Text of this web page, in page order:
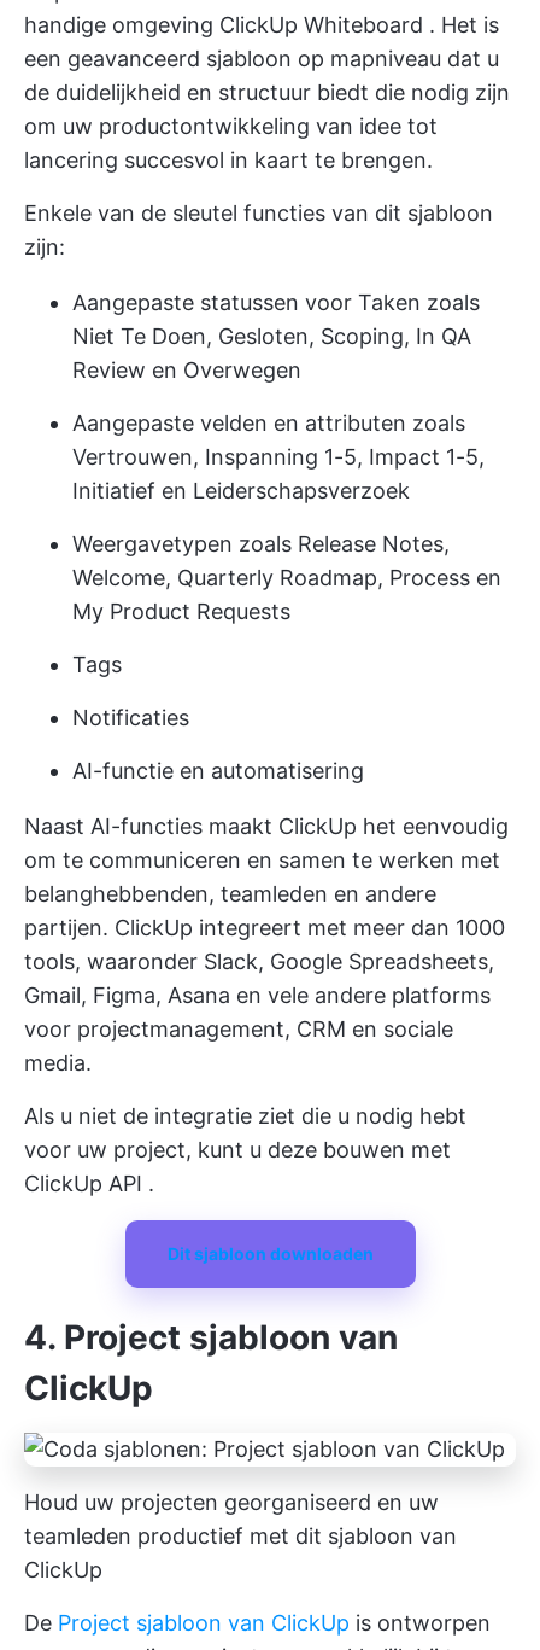
handige omgeving ClickUp Whiteboard . Het is
een geavanceerd sjabloon op mapniveau dat u
de duidelijkheid en structuur biedt die nodig zijn
om uw productontwikkeling van idee tot
lancering succesvol in kaart te brengen.
Enkele van de sleutel functies van dit sjabloon
zijn:
Aangepaste statussen voor Taken zoals
Niet Te Doen, Gesloten, Scoping, In QA
Review en Overwegen
Aangepaste velden en attributen zoals
Vertrouwen, Inspanning 1-5, Impact 1-5,
Initiatief en Leiderschapsverzoek
Weergavetypen zoals Release Notes,
Welcome, Quarterly Roadmap, Process en
My Product Requests
Tags
Notificaties
AI-functie en automatisering
Naast AI-functies maakt ClickUp het eenvoudig
om te communiceren en samen te werken met
belanghebbenden, teamleden en andere
partijen. ClickUp integreert met meer dan 1000
tools, waaronder Slack, Google Spreadsheets,
Gmail, Figma, Asana en vele andere platforms
voor projectmanagement, CRM en sociale
media.
Als u niet de integratie ziet die u nodig hebt
voor uw project, kunt u deze bouwen met
ClickUp API .
Dit sjabloon downloaden
4. Project sjabloon van
ClickUp
Houd uw projecten georganiseerd en uw
teamleden productief met dit sjabloon van
ClickUp
De Project sjabloon van ClickUp is ontworpen